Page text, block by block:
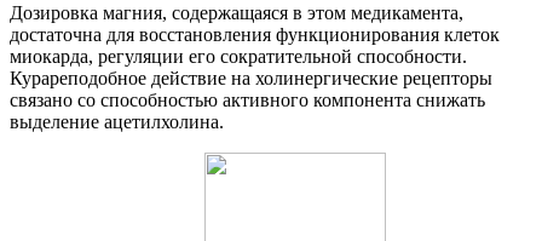
Дозировка магния, содержащаяся в этом медикамента,
достаточна для восстановления функционирования клеток
миокарда, регуляции его сократительной способности.
Курареподобное действие на холинергические рецепторы
связано со способностью активного компонента снижать
выделение ацетилхолина.